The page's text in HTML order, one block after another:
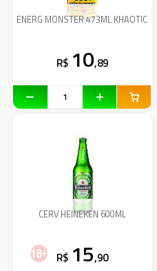
ENERG MONSTER 473ML KHAOTIC
R$ 10,89
CERV HEINEKEN 600ML
R$ 15,90